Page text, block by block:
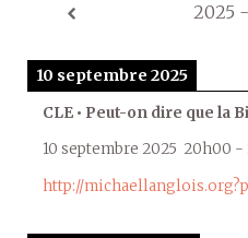
2025
10 septembre 2025
CLE • Peut-on dire que la
10 septembre 2025 20h00 -
http://